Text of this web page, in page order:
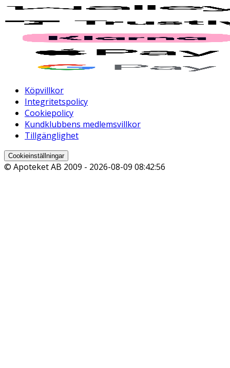
Köpvillkor
Integritetspolicy
Cookiepolicy
Kundklubbens medlemsvillkor
Tillgänglighet
Cookieinställningar
© Apoteket AB 2009 - 2026-08-09 08:42:56